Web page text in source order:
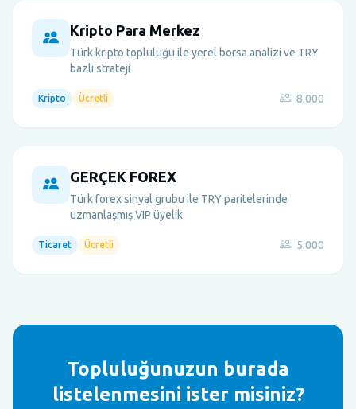
Kripto Para Merkez
Türk kripto topluluğu ile yerel borsa analizi ve TRY
bazlı strateji
Kripto Ücretli 8.000
GERÇEK FOREX
Türk forex sinyal grubu ile TRY paritelerinde
uzmanlaşmış VIP üyelik
Ticaret Ücretli 5.000
Topluluğunuzun burada
listelenmesini ister misiniz?